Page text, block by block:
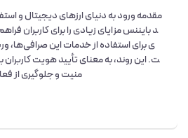
مقدمه ورود به دنیای ارزهای دیجیتال و
د بایننس مزایای زیادی را برای کاربران
ی برای استفاده از خدمات این صرافی‌ها،
ت. این روند، به معنای تأیید هویت
منیت و جلوگیری از